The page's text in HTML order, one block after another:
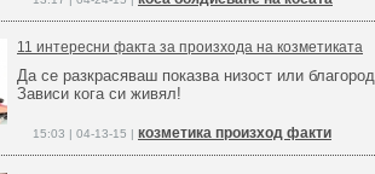
11 интересни факта за произхода на козметиката
Да се разкрасяваш показва низост или
Зависи кога си живял!
15:03 | 04-13-15 | козметика произход факти